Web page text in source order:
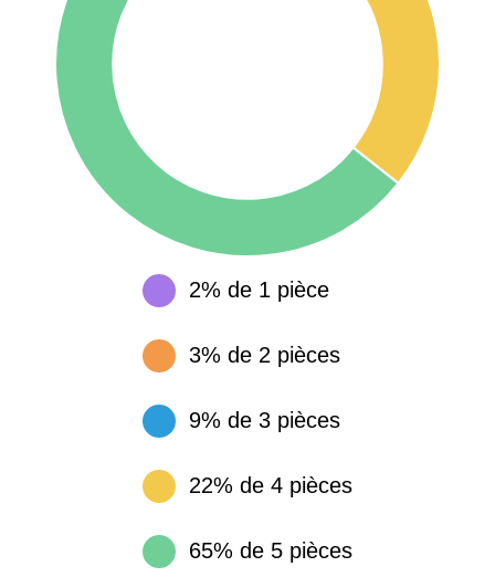
38000 - Grenoble
2% de 1 pièce
3% de 2 pièces
9% de 3 pièces
22% de 4 pièces
65% de 5 pièces